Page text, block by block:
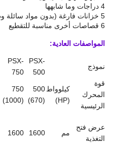
4 دراجات وما شابهها
5 خزانات فارغة (بدون مواد سائلة وطلاء ، إلخ)
المواصفات العادية:
نموذج
PSX-
500
PSX-
750
قوة
المحرك
الرئيسية
كيلوواط500
750
عرض فتح
التغذية
مم 1600
1600